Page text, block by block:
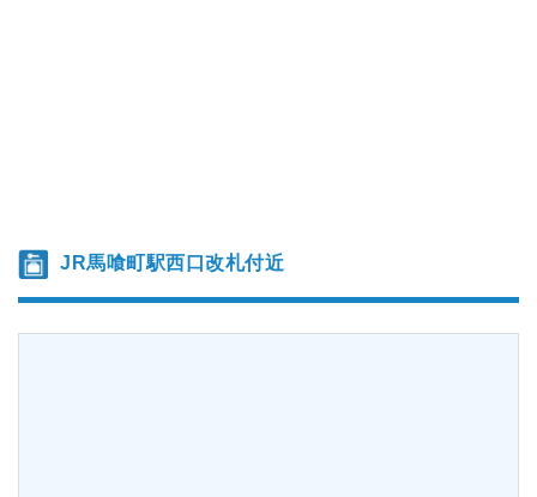
JR馬喰町駅西口改札付近